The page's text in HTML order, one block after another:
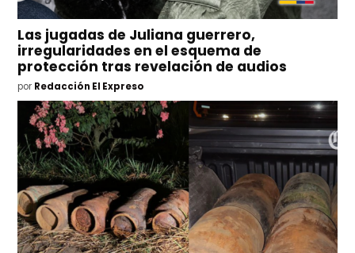
Las jugadas de Juliana guerrero,
irregularidades en el esquema de
protección tras revelación de audios
por Redacción El Expreso